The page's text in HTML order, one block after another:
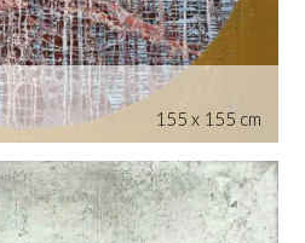
155 x 155 cm